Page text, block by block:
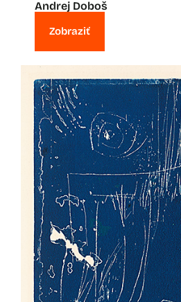
Andrej Doboš
Zobraziť